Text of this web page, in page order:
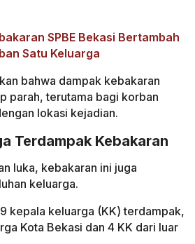
SPBE Bekasi Bertambah
Satu Keluarga
bahwa dampak kebakaran
parah, terutama bagi korban
lokasi kejadian.
Terdampak Kebakaran
luka, kebakaran ini juga
keluarga.
kepala keluarga (KK) terdampak,
Kota Bekasi dan 4 KK dari luar